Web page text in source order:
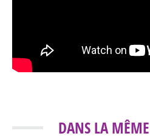
DANS LA